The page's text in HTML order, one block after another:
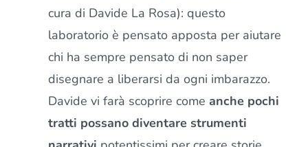
cura di Davide La Rosa): questo
laboratorio è pensato apposta per aiutare
chi ha sempre pensato di non saper
disegnare a liberarsi da ogni imbarazzo.
Davide vi farà scoprire come anche pochi
tratti possano diventare strumenti